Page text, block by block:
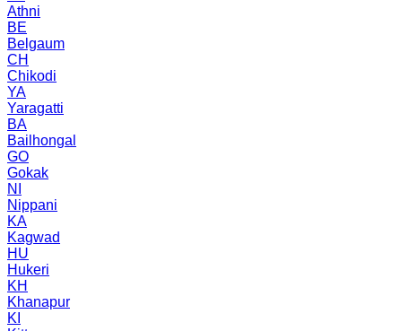
Athni
BE
Belgaum
CH
Chikodi
YA
Yaragatti
BA
Bailhongal
GO
Gokak
NI
Nippani
KA
Kagwad
HU
Hukeri
KH
Khanapur
KI